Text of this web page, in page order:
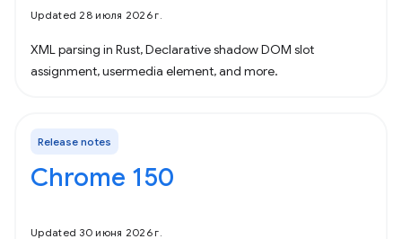
Updated 28 июля 2026 г.
XML parsing in Rust, Declarative shadow DOM slot
assignment, usermedia element, and more.
Release notes
Chrome 150
Updated 30 июня 2026 г.